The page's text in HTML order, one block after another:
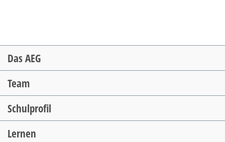
Navigation
überspringen
Das AEG
Team
Schulprofil
Lernen